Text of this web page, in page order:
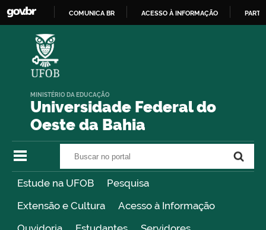
COMUNICA BR ACESSO À INFORMAÇÃO
Universidade Federal do
Oeste da Bahia
MINISTÉRIO DA EDUCAÇÃO
Estude na UFOB
Pesquisa
Extensão e Cultura
Acesso à Informação